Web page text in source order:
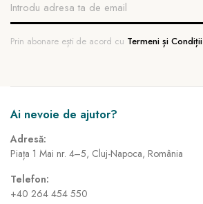
Prin abonare ești de acord cu Termeni și Condiții
Ai nevoie de ajutor?
Adresă:
Piața 1 Mai nr. 4–5, Cluj-Napoca, România
Telefon:
+40 264 454 550